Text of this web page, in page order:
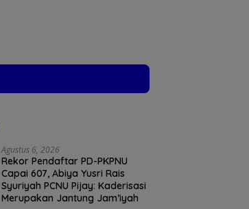
Agustus 6, 2026
Rekor Pendaftar PD-PKPNU
Capai 607, Abiya Yusri Rais
Syuriyah PCNU Pijay: Kaderisasi
Merupakan Jantung Jam’iyah